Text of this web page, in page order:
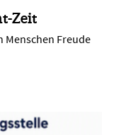
Zeit
Menschen Freude